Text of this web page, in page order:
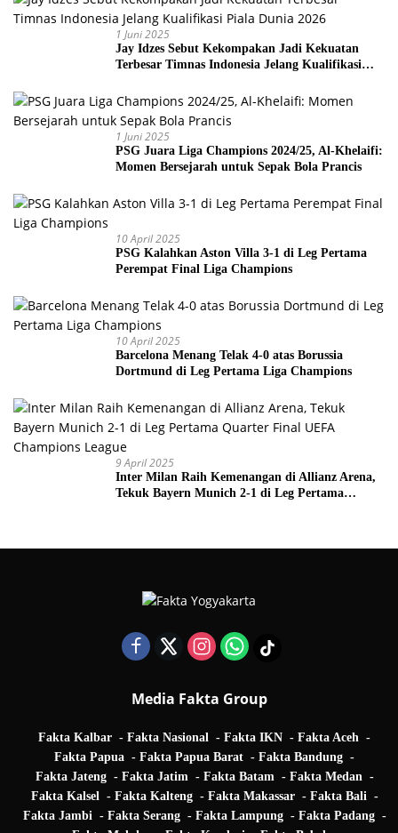
1 Juni 2025
Jay Idzes Sebut Kekompakan Jadi Kekuatan
Terbesar Timnas Indonesia Jelang Kualifikasi
1 Juni 2025
PSG Juara Liga Champions 2024/25, Al-Khelaifi:
Momen Bersejarah untuk Sepak Bola Prancis
10 April 2025
PSG Kalahkan Aston Villa 3-1 di Leg Pertama
Perempat Final Liga Champions
10 April 2025
Barcelona Menang Telak 4-0 atas Borussia
Dortmund di Leg Pertama Liga Champions
9 April 2025
Inter Milan Raih Kemenangan di Allianz Arena,
Tekuk Bayern Munich 2-1 di Leg Pertama
Media Fakta Group
Fakta Kalbar Fakta Nasional Fakta IKN
Fakta Aceh
Fakta Papua
Fakta Papua Barat
Fakta Bandung
Fakta Jateng
Fakta Jatim Fakta Batam
Fakta Medan
Fakta Kalsel
Fakta Kalteng Fakta Makassar
Fakta Bali
Fakta Jambi
Fakta Serang Fakta Lampung
Fakta Padang